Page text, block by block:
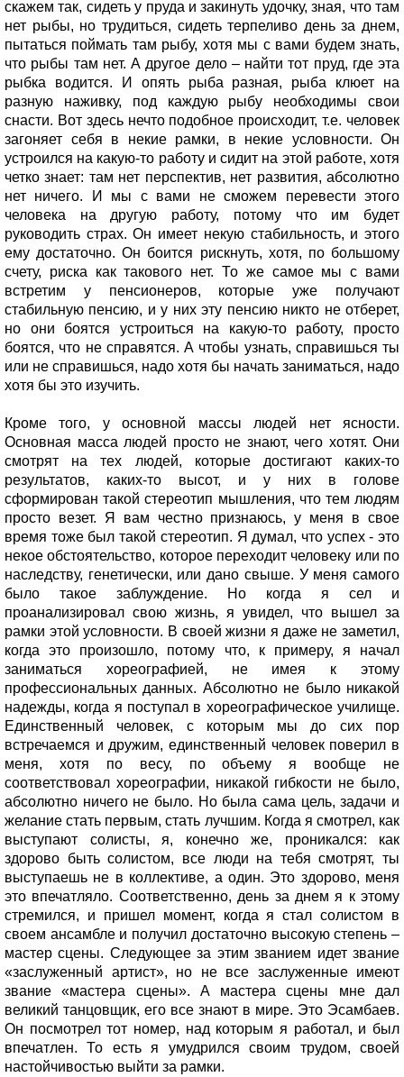
скажем так, сидеть у пруда и закинуть удочку, зная, что там
нет рыбы, но трудиться, сидеть терпеливо день за днем,
пытаться поймать там рыбу, хотя мы с вами будем знать,
что рыбы там нет. А другое дело – найти тот пруд, где эта
рыбка водится. И опять рыба разная, рыба клюет на
разную наживку, под каждую рыбу необходимы свои
снасти. Вот здесь нечто подобное происходит, т.е. человек
загоняет себя в некие рамки, в некие условности. Он
устроился на какую-то работу и сидит на этой работе, хотя
четко знает: там нет перспектив, нет развития, абсолютно
нет ничего. И мы с вами не сможем перевести этого
человека на другую работу, потому что им будет
руководить страх. Он имеет некую стабильность, и этого
ему достаточно. Он боится рискнуть, хотя, по большому
счету, риска как такового нет. То же самое мы с вами
встретим у пенсионеров, которые уже получают
стабильную пенсию, и у них эту пенсию никто не отберет,
но они боятся устроиться на какую-то работу, просто
боятся, что не справятся. А чтобы узнать, справишься ты
или не справишься, надо хотя бы начать заниматься, надо
хотя бы это изучить.
Кроме того, у основной массы людей нет ясности.
Основная масса людей просто не знают, чего хотят. Они
смотрят на тех людей, которые достигают каких-то
результатов, каких-то высот, и у них в голове
сформирован такой стереотип мышления, что тем людям
просто везет. Я вам честно признаюсь, у меня в свое
время тоже был такой стереотип. Я думал, что успех - это
некое обстоятельство, которое переходит человеку или по
наследству, генетически, или дано свыше. У меня самого
было такое заблуждение. Но когда я сел и
проанализировал свою жизнь, я увидел, что вышел за
рамки этой условности. В своей жизни я даже не заметил,
когда это произошло, потому что, к примеру, я начал
заниматься хореографией, не имея к этому
профессиональных данных. Абсолютно не было никакой
надежды, когда я поступал в хореографическое училище.
Единственный человек, с которым мы до сих пор
встречаемся и дружим, единственный человек поверил в
меня, хотя по весу, по объему я вообще не
соответствовал хореографии, никакой гибкости не было,
абсолютно ничего не было. Но была сама цель, задачи и
желание стать первым, стать лучшим. Когда я смотрел, как
выступают солисты, я, конечно же, проникался: как
здорово быть солистом, все люди на тебя смотрят, ты
выступаешь не в коллективе, а один. Это здорово, меня
это впечатляло. Соответственно, день за днем я к этому
стремился, и пришел момент, когда я стал солистом в
своем ансамбле и получил достаточно высокую степень –
мастер сцены. Следующее за этим званием идет звание
«заслуженный артист», но не все заслуженные имеют
звание «мастера сцены». А мастера сцены мне дал
великий танцовщик, его все знают в мире. Это Эсамбаев.
Он посмотрел тот номер, над которым я работал, и был
впечатлен. То есть я умудрился своим трудом, своей
настойчивостью выйти за рамки.